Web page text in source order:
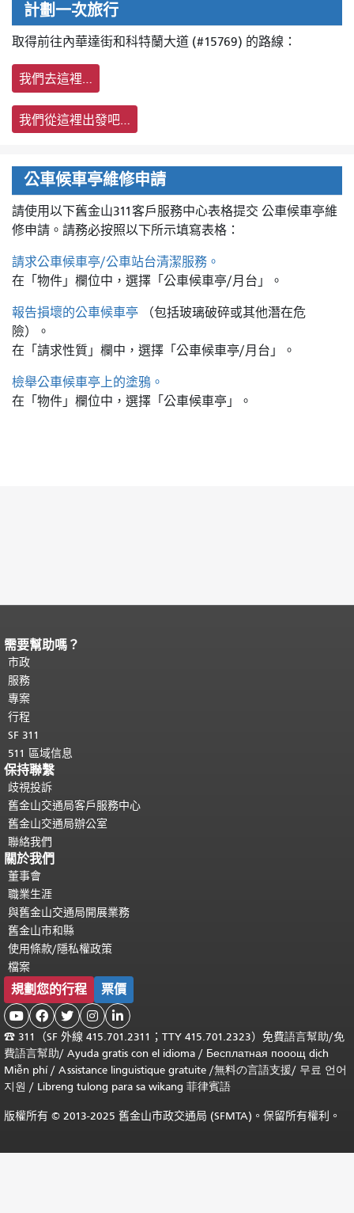
計劃一次旅行
取得前往內華達街和科特蘭大道 (#15769) 的路線：
我們去這裡…
我們從這裡出發吧…
公車候車亭維修申請
請使用以下舊金山311客戶服務中心表格提交 公車候車亭維
修申請。請務必按照以下所示填寫表格：
請求公車候車亭/公車站台清潔服務。
在「物件」欄位中，選擇「公車候車亭/月台」。
報告損壞的公車候車亭 （包括玻璃破碎或其他潛在危
險）。
在「請求性質」欄中，選擇「公車候車亭/月台」。
檢舉公車候車亭上的塗鴉。
在「物件」欄位中，選擇「公車候車亭」。
頁面內容結束。
都會重複顯示。
需要幫助嗎？
市政
服務
專案
行程
SF 311
511 區域信息
保持聯繫
歧視投訴
舊金山交通局客戶服務中心
舊金山交通局辦公室
聯絡我們
關於我們
董事會
職業生涯
與舊金山交通局開展業務
舊金山市和縣
使用條款/隱私權政策
檔案
規劃您的行程 票價
    
☎ 311（SF 外線 415.701.2311；TTY 415.701.2323）免費語言幫助/免
費語言幫助/ Ayuda gratis con el idioma / Бесплатная пооощ dịch
Miễn phí/ Assistance linguistique gratuite /無料の言語支援/ 무료 언어
지원 / Libreng tulong para sa wikang 菲律賓語
版權所有 © 2013-2025 舊金山市政交通局 (SFMTA)。保留所有權利。